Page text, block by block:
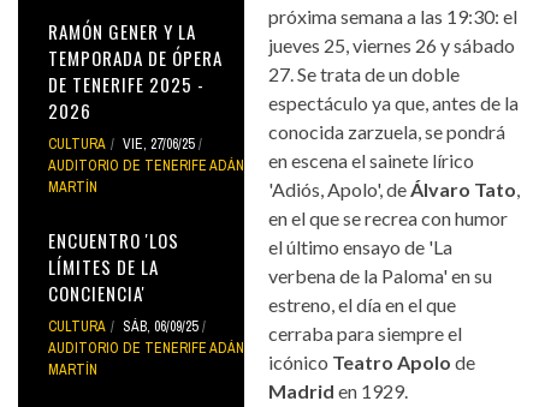
RAMÓN GENER Y LA
TEMPORADA DE ÓPERA
DE TENERIFE 2025 -
2026
CULTURA
VIE, 27/06/25
AUDITORIO DE TENERIFE ADÁN
MARTÍN
ENCUENTRO 'LOS
LÍMITES DE LA
CONCIENCIA'
CULTURA
SÁB, 06/09/25
AUDITORIO DE TENERIFE ADÁN
MARTÍN
próxima semana a las 19:30: el
jueves 25, viernes 26 y sábado
27. Se trata de un doble
espectáculo ya que, antes de la
conocida zarzuela, se pondrá
en escena el sainete lírico
'Adiós, Apolo', deÁlvaro Tato,
en el que se recrea con humor
el último ensayo de 'La
verbena de la Paloma' en su
estreno, el día en el que
cerraba para siempre el
icónico Teatro Apolo de
Madrid en 1929.